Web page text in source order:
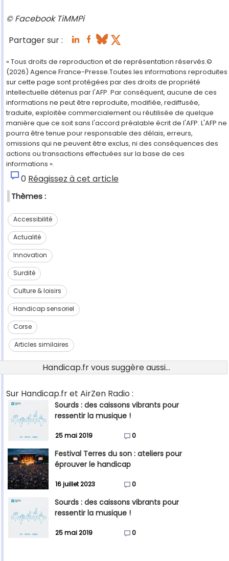
© Facebook TiMMPi
Partager sur :
« Tous droits de reproduction et de représentation réservés.©
(2026) Agence France-Presse.Toutes les informations reproduites
sur cette page sont protégées par des droits de propriété
intellectuelle détenus par l'AFP. Par conséquent, aucune de ces
informations ne peut être reproduite, modifiée, rediffusée,
traduite, exploitée commercialement ou réutilisée de quelque
manière que ce soit sans l'accord préalable écrit de l'AFP. L'AFP ne
pourra être tenue pour responsable des délais, erreurs,
omissions qui ne peuvent être exclus, ni des conséquences des
actions ou transactions effectuées sur la base de ces
informations ».
0 Réagissez à cet article
Thèmes :
Accessibilité
Actualité
Innovation
Surdité
Culture & loisirs
Handicap sensoriel
Corse
Articles similaires
Handicap.fr vous suggère aussi...
Sur Handicap.fr et AirZen Radio :
Sourds : des caissons vibrants pour
ressentir la musique !
25 mai 2019 0
Festival Terres du son : ateliers pour
éprouver le handicap
16 juillet 2023 0
Sourds : des caissons vibrants pour
ressentir la musique !
25 mai 2019 0